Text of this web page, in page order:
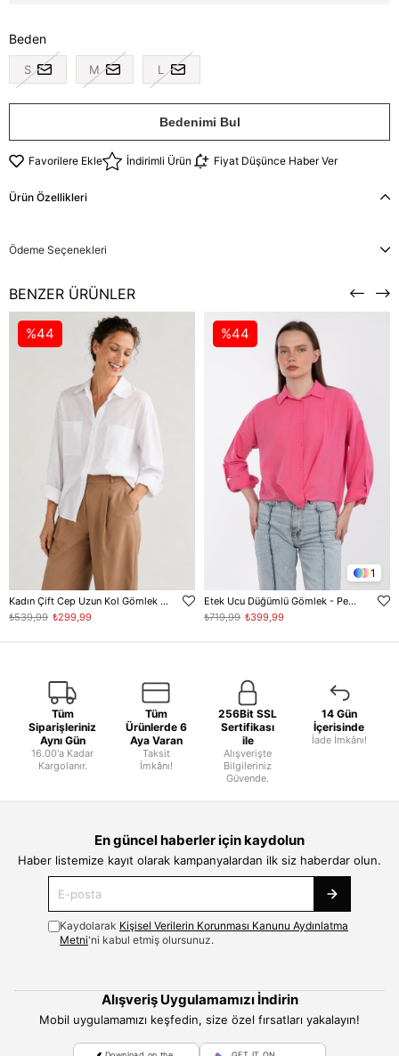
Beden
S M L
Bedenimi Bul
Favorilere Ekle İndirimli Ürün Fiyat Düşünce Haber Ver
Ürün Özellikleri
Ödeme Seçenekleri
BENZER ÜRÜNLER
Kadın Çift Cep Uzun Kol Gömlek - Beyaz
₺299,99
₺539,99
%44
1
Etek Ucu Düğümlü Gömlek - Pembe
₺399,99
₺719,99
%44
Tüm
Siparişleriniz
Aynı Gün
16.00'a Kadar
Kargolanır.
Tüm
Ürünlerde 6
Aya Varan
Taksit
İmkânı!
256Bit SSL
Sertifikası
ile
Alışverişte
Bilgileriniz
Güvende.
14 Gün
İçerisinde
İade İmkânı!
En güncel haberler için kaydolun
Haber listemize kayıt olarak kampanyalardan ilk siz haberdar olun.
Kaydolarak Kişisel Verilerin Korunması Kanunu Aydınlatma
Metni'ni kabul etmiş olursunuz.
Alışveriş Uygulamamızı İndirin
Mobil uygulamamızı keşfedin, size özel fırsatları yakalayın!